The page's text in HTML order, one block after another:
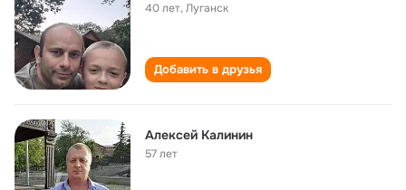
40 лет,Луганск
Добавить в друзья
Алексей Калинин
57 лет